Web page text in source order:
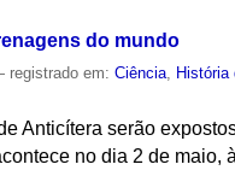
do mundo
registrado em:Ciência História
Anticítera serão
no dia 2 de maio,